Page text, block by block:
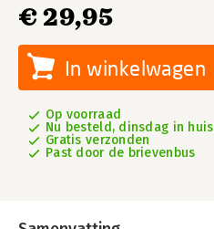
€ 29,95
In winkelwagen
Op voorraad
Nu besteld, dinsdag in huis
Gratis verzonden
Past door de brievenbus